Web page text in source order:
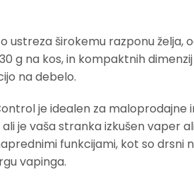
ustreza širokemu razponu
g na kos, in kompaktnih
na debelo.
je idealen za
je vaša stranka izkušen vaper
funkcijami, kot so drsni
vapinga.